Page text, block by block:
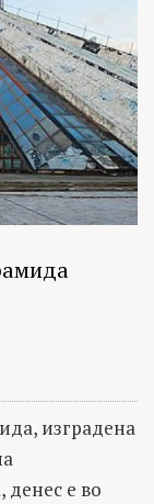
изградена
денес е во